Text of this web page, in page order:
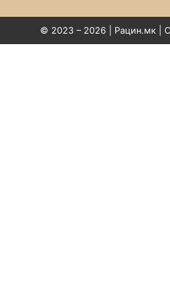
© 2023 – 2026 | Рацин.мк |